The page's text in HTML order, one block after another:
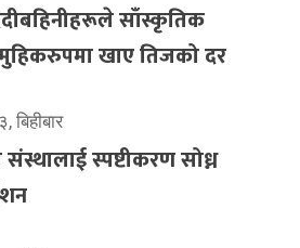
साँस्कृतिक
खाए तिजको दर
संस्थालाई स्पष्टीकरण सोध्न